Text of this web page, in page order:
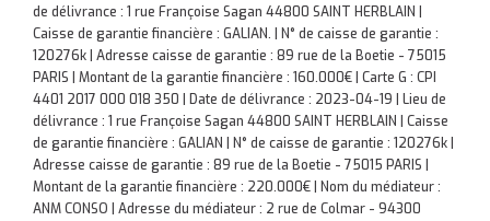
de délivrance : 1 rue Françoise Sagan 44800 SAINT HERBLAIN |
Caisse de garantie financière : GALIAN. | N° de caisse de garantie :
120276k | Adresse caisse de garantie : 89 rue de la Boetie - 75015
PARIS | Montant de la garantie financière : 160.000€ | Carte G : CPI
4401 2017 000 018 350 | Date de délivrance : 2023-04-19 | Lieu de
délivrance : 1 rue Françoise Sagan 44800 SAINT HERBLAIN | Caisse
de garantie financière : GALIAN | N° de caisse de garantie : 120276k |
Adresse caisse de garantie : 89 rue de la Boetie - 75015 PARIS |
Montant de la garantie financière : 220.000€ | Nom du médiateur :
ANM CONSO | Adresse du médiateur : 2 rue de Colmar - 94300